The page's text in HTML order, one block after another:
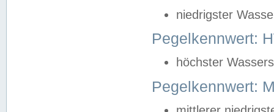
niedrigster
Pegelkennwert:
höchster
Pegelkennwert: